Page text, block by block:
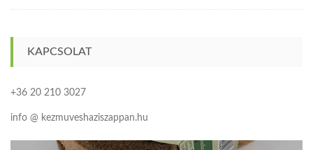
KAPCSOLAT
+36 20 210 3027
info @ kezmuveshaziszappan.hu